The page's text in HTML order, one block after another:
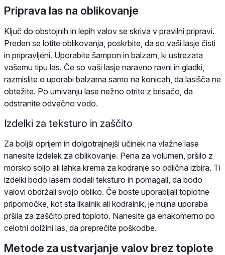
Priprava las na oblikovanje
Ključ do obstojnih in lepih valov se skriva v pravilni pripravi.
Preden se lotite oblikovanja, poskrbite, da so vaši lasje čisti
in pripravljeni. Uporabite šampon in balzam, ki ustrezata
vašemu tipu las. Če so vaši lasje naravno ravni in gladki,
razmislite o uporabi balzama samo na konicah, da lasišča ne
obtežite. Po umivanju lase nežno otrite z brisačo, da
odstranite odvečno vodo.
Izdelki za teksturo in zaščito
Za boljši oprijem in dolgotrajnejši učinek na vlažne lase
nanesite izdelek za oblikovanje. Pena za volumen, pršilo z
morsko soljo ali lahka krema za kodranje so odlična izbira. Ti
izdelki bodo lasem dodali teksturo in pomagali, da bodo
valovi obdržali svojo obliko. Če boste uporabljali toplotne
pripomočke, kot sta likalnik ali kodralnik, je nujna uporaba
pršila za zaščito pred toploto. Nanesite ga enakomerno po
celotni dolžini las, da preprečite poškodbe.
Metode za ustvarjanje valov brez toplote